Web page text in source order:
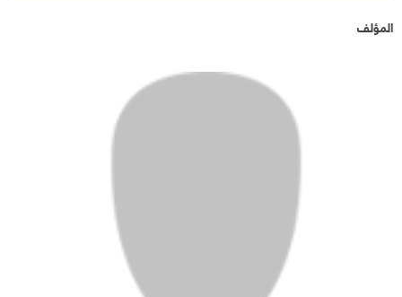
المؤلف